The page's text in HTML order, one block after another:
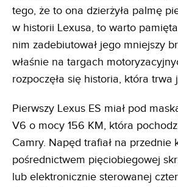
tego, że to ona dzierżyła palmę
w historii Lexusa, to warto
nim zadebiutował jego mniejszy
właśnie na targach
rozpoczęła się historia, która trwa
Pierwszy Lexus ES miał pod
V6 o mocy 156 KM, która
Camry. Napęd trafiał na przednie
pośrednictwem pięciobiegowej
lub elektronicznie sterowanej